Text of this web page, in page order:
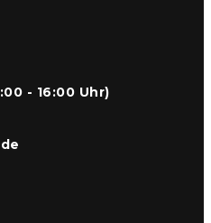
- 16:00 Uhr)